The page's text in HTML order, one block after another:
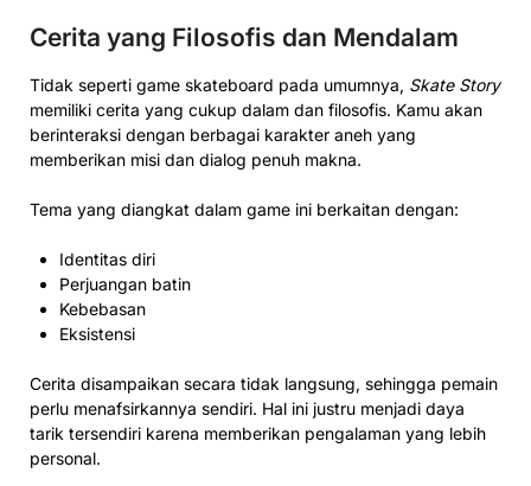
Cerita yang Filosofis dan Mendalam
Tidak seperti game skateboard pada umumnya, Skate Story
memiliki cerita yang cukup dalam dan filosofis. Kamu akan
berinteraksi dengan berbagai karakter aneh yang
memberikan misi dan dialog penuh makna.
Tema yang diangkat dalam game ini berkaitan dengan:
Identitas diri
Perjuangan batin
Kebebasan
Eksistensi
Cerita disampaikan secara tidak langsung, sehingga pemain
perlu menafsirkannya sendiri. Hal ini justru menjadi daya
tarik tersendiri karena memberikan pengalaman yang lebih
personal.